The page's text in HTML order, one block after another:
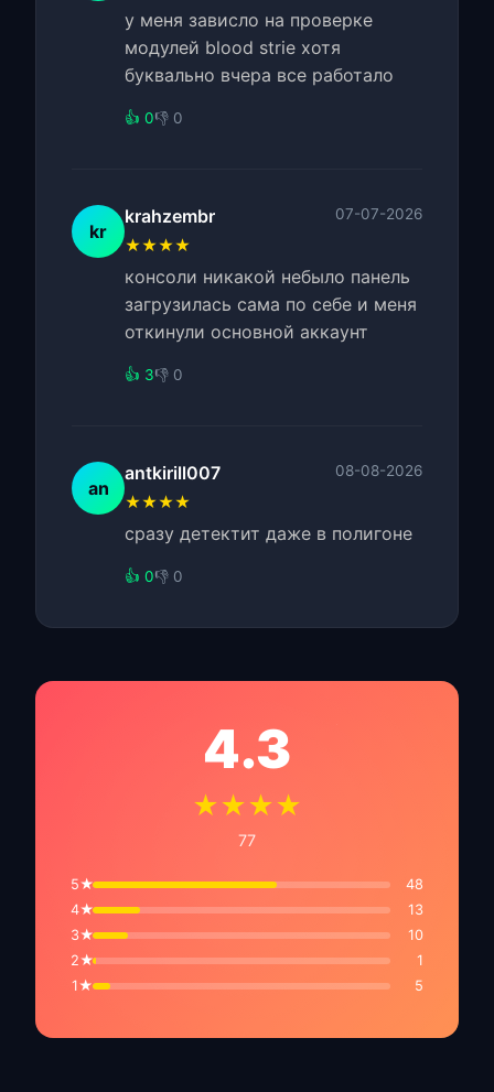
у меня зависло на проверке
модулей blood strie хотя
буквально вчера все работало
👍 0👎 0
kr
krahzembr 07-07-2026
★★★★
консоли никакой небыло панель
загрузилась сама по себе и меня
откинули основной аккаунт
👍 3👎 0
an
antkirill007 08-08-2026
★★★★
сразу детектит даже в полигоне
👍 0👎 0
4.3
★★★★
77
5★
48
4★
13
3★
10
2★
1
1★
5